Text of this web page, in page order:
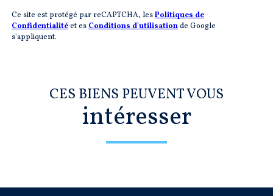
Ce site est protégé par reCAPTCHA, lesPolitiques de
Confidentialitéet esConditions d'utilisationde Google
s'appliquent.
CES BIENS PEUVENT VOUS
intéresser